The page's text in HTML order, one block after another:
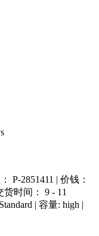
P-2851411 | 价钱：
货时间： 9 - 11
| 容量: high |